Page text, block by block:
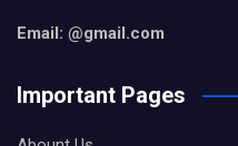
Email: @gmail.com
Important Pages